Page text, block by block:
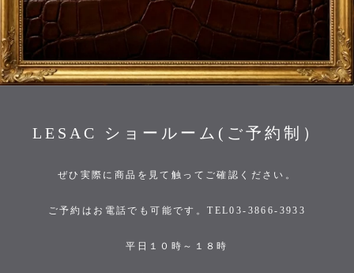
LESAC ショールーム(ご予約制）
ぜひ実際に商品を見て触ってご確認ください。
ご予約はお電話でも可能です。TEL03-3866-3933
平日１０時～１８時